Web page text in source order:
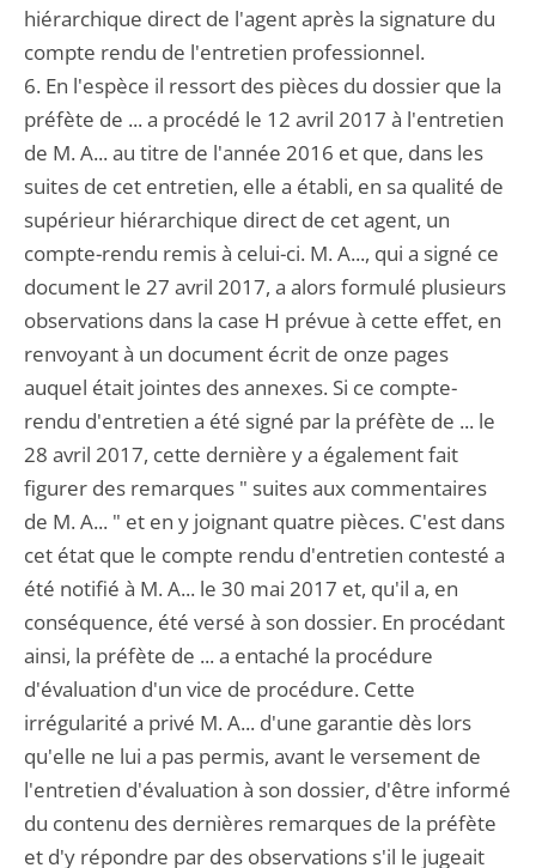
hiérarchique direct de l'agent après la signature du
compte rendu de l'entretien professionnel.
6. En l'espèce il ressort des pièces du dossier que la
préfète de ... a procédé le 12 avril 2017 à l'entretien
de M. A... au titre de l'année 2016 et que, dans les
suites de cet entretien, elle a établi, en sa qualité de
supérieur hiérarchique direct de cet agent, un
compte-rendu remis à celui-ci. M. A..., qui a signé ce
document le 27 avril 2017, a alors formulé plusieurs
observations dans la case H prévue à cette effet, en
renvoyant à un document écrit de onze pages
auquel était jointes des annexes. Si ce compte-
rendu d'entretien a été signé par la préfète de ... le
28 avril 2017, cette dernière y a également fait
figurer des remarques " suites aux commentaires
de M. A... " et en y joignant quatre pièces. C'est dans
cet état que le compte rendu d'entretien contesté a
été notifié à M. A... le 30 mai 2017 et, qu'il a, en
conséquence, été versé à son dossier. En procédant
ainsi, la préfète de ... a entaché la procédure
d'évaluation d'un vice de procédure. Cette
irrégularité a privé M. A... d'une garantie dès lors
qu'elle ne lui a pas permis, avant le versement de
l'entretien d'évaluation à son dossier, d'être informé
du contenu des dernières remarques de la préfète
et d'y répondre par des observations s'il le jugeait